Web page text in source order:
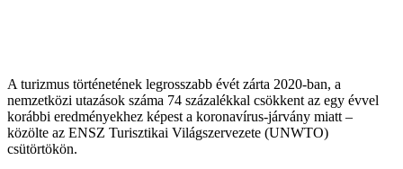
A turizmus történetének legrosszabb évét zárta 2020-ban, a
nemzetközi utazások száma 74 százalékkal csökkent az egy évvel
korábbi eredményekhez képest a koronavírus-járvány miatt –
közölte az ENSZ Turisztikai Világszervezete (UNWTO)
csütörtökön.